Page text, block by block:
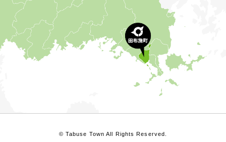
© Tabuse Town All Rights Reserved.